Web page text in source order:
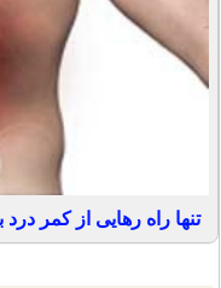
تنها راه رهایی از کمر